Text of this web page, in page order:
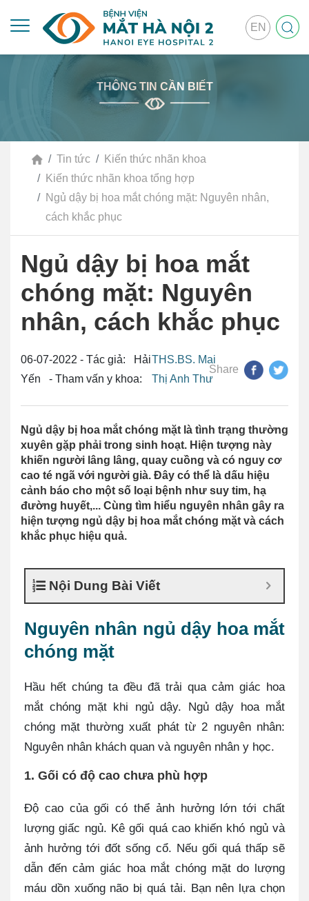
EN
THÔNG TIN CẦN BIẾT
Tin tức
Kiến thức nhãn khoa
Kiến thức nhãn khoa tổng hợp
Ngủ dậy bị hoa mắt chóng mặt: Nguyên nhân,
cách khắc phục
Ngủ dậy bị hoa mắt
chóng mặt: Nguyên
nhân, cách khắc phục
06-07-2022 - Tác giả: Hải
Yến - Tham vấn y khoa:
THS.BS. Mai
Thị Anh Thư
Share
Ngủ dậy bị hoa mắt chóng mặt là tình trạng thường
xuyên gặp phải trong sinh hoạt. Hiện tượng này
khiến người lâng lâng, quay cuồng và có nguy cơ
cao té ngã với người già. Đây có thể là dấu hiệu
cảnh báo cho một số loại bệnh như suy tim, hạ
đường huyết,... Cùng tìm hiểu nguyên nhân gây ra
hiện tượng ngủ dậy bị hoa mắt chóng mặt và cách
khắc phục hiệu quả.
Nội Dung Bài Viết
Nguyên nhân ngủ dậy hoa mắt
chóng mặt
Hầu hết chúng ta đều đã trải qua cảm giác hoa
mắt chóng mặt khi ngủ dậy. Ngủ dậy hoa mắt
chóng mặt thường xuất phát từ 2 nguyên nhân:
Nguyên nhân khách quan và nguyên nhân y học.
1. Gối có độ cao chưa phù hợp
Độ cao của gối có thể ảnh hưởng lớn tới chất
lượng giấc ngủ. Kê gối quá cao khiến khó ngủ và
ảnh hưởng tới đốt sống cổ. Nếu gối quá thấp sẽ
dẫn đến cảm giác hoa mắt chóng mặt do lượng
máu dồn xuống não bị quá tải. Bạn nên lựa chọn